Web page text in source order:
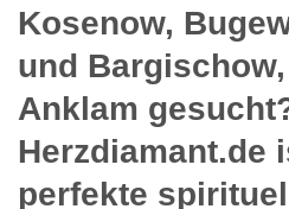
Kosenow,
und
Anklam
Herzdiamant.de
perfekte